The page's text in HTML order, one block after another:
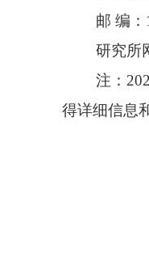
邮 编：
研究所
注：
得详细信息